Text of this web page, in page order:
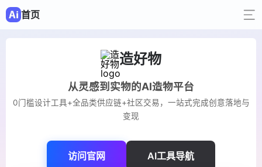
首页
造好物
从灵感到实物的AI造物平台
0门槛设计工具+全品类供应链+社区交易，一站式完成创意落地与
变现
访问官网 AI工具导航